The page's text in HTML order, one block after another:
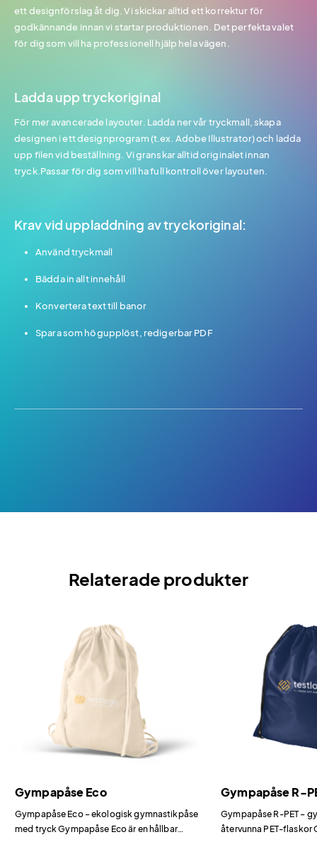
ett designförslag åt dig. Vi skickar alltid ett korrektur för
godkännande innan vi startar produktionen. Det perfekta valet
för dig som vill ha professionell hjälp hela vägen.
Ladda upp tryckoriginal
För mer avancerade layouter. Ladda ner vår tryckmall, skapa
designen i ett designprogram (t.ex. Adobe Illustrator) och ladda
upp filen vid beställning. Vi granskar alltid originalet innan
tryck.Passar för dig som vill ha full kontroll över layouten.
Krav vid uppladdning av tryckoriginal:
Använd tryckmall
Bädda in allt innehåll
Konvertera text till banor
Spara som högupplöst, redigerbar PDF
Relaterade produkter
Gympapåse Eco
Gympapåse Eco – ekologisk gymnastikpåse
med tryck Gympapåse Eco är en hållbar
Gympapåse R-
Gympapåse R-PET –
återvunna PET-flaskor